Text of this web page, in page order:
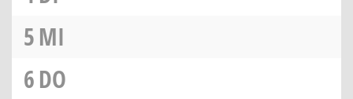
5MI
6DO